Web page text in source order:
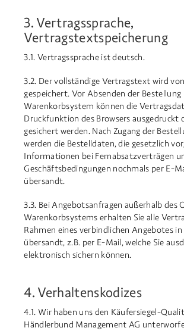
3. Vertragssprache,
Vertragstextspeicherung
3.1. Vertragssprache ist deutsch.
3.2. Der vollständige Vertragstext wird
gespeichert. Vor Absenden der
Warenkorbsystem können die
Druckfunktion des Browsers ausgedruckt
gesichert werden. Nach Zugang der
werden die Bestelldaten, die gesetzlich
Informationen bei Fernabsatzverträgen
Geschäftsbedingungen nochmals per E-
übersandt.
3.3. Bei Angebotsanfragen außerhalb des
Warenkorbsystems erhalten Sie alle
Rahmen eines verbindlichen Angebotes
übersandt, z.B. per E-Mail, welche Sie
elektronisch sichern können.
4. Verhaltenskodizes
4.1. Wir haben uns den Käufersiegel-
Händlerbund Management AG